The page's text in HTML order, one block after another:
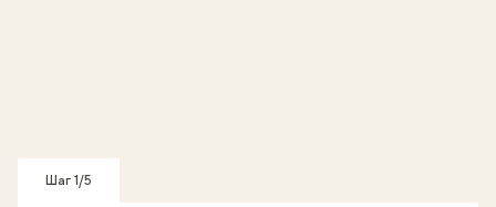
Шаг 1/5